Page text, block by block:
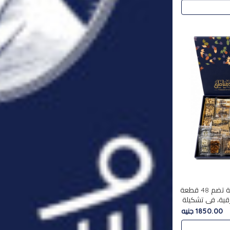
استمتع بتجربة فاخرة مع علبة تضم 48 قطعة
في تشكيلة
1850.00 جنيه